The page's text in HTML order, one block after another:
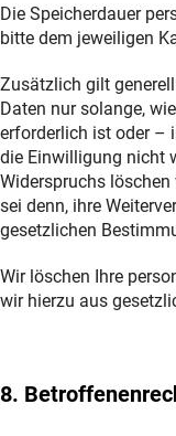
Die Speicherdauer
bitte dem jeweiligen
Zusätzlich gilt
Daten nur solange,
erforderlich ist oder –
die Einwilligung nicht
Widerspruchs löschen
sei denn, ihre
gesetzlichen
Wir löschen Ihre
wir hierzu aus
8.